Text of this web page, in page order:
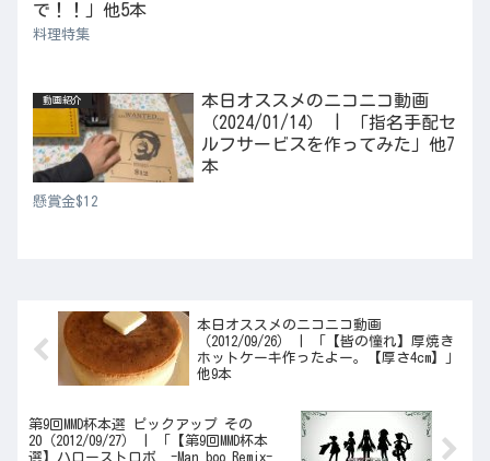
で！！」他5本
料理特集
動画紹介
本日オススメのニコニコ動画
（2024/01/14） | 「指名手配セ
ルフサービスを作ってみた」他7
本
懸賞金$12
本日オススメのニコニコ動画
（2012/09/26） | 「【皆の憧れ】厚焼き
ホットケーキ作ったよー。【厚さ4cm】」
他9本
第9回MMD杯本選 ピックアップ その
20（2012/09/27） | 「【第9回MMD杯本
選】ハローストロボ -Man_boo Remix-